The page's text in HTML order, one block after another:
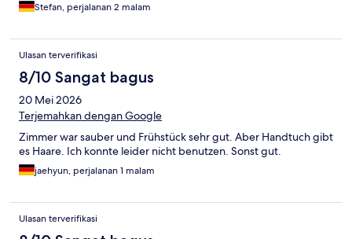
Stefan, perjalanan 2 malam
Ulasan terverifikasi
8/10 Sangat bagus
20 Mei 2026
Terjemahkan dengan Google
Zimmer war sauber und Frühstück sehr gut. Aber Handtuch gibt
es Haare. Ich konnte leider nicht benutzen. Sonst gut.
jaehyun, perjalanan 1 malam
Ulasan terverifikasi